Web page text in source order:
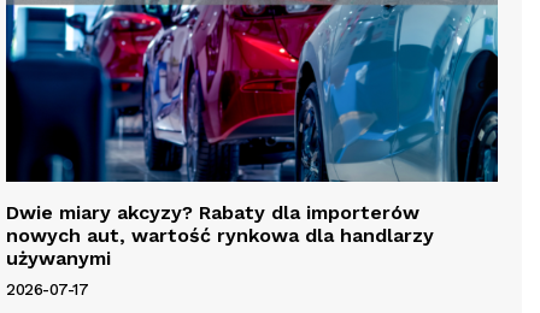
Dwie miary akcyzy? Rabaty dla importerów
nowych aut, wartość rynkowa dla handlarzy
używanymi
2026-07-17